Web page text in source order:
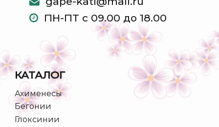
ПН-ПТ с 09.00 до 18.00
КАТАЛОГ
Ахименесы
Бегонии
Глоксинии